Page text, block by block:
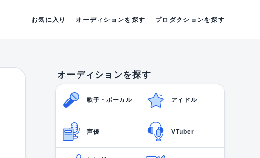
お気に入り オーディションを探す プロダクションを探す
オーディションを探す
歌手・ボーカル アイドル
声優 VTuber